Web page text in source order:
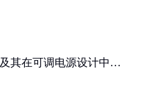
其在可调电源设计中的